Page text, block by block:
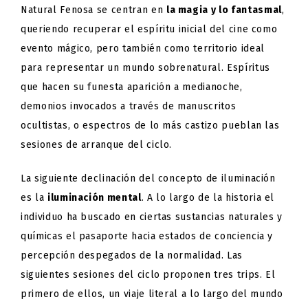
Natural Fenosa se centran en la magia y lo fantasmal,
queriendo recuperar el espíritu inicial del cine como
evento mágico, pero también como territorio ideal
para representar un mundo sobrenatural. Espíritus
que hacen su funesta aparición a medianoche,
demonios invocados a través de manuscritos
ocultistas, o espectros de lo más castizo pueblan las
sesiones de arranque del ciclo.
La siguiente declinación del concepto de iluminación
es la iluminación mental. A lo largo de la historia el
individuo ha buscado en ciertas sustancias naturales y
químicas el pasaporte hacia estados de conciencia y
percepción despegados de la normalidad. Las
siguientes sesiones del ciclo proponen tres trips. El
primero de ellos, un viaje literal a lo largo del mundo